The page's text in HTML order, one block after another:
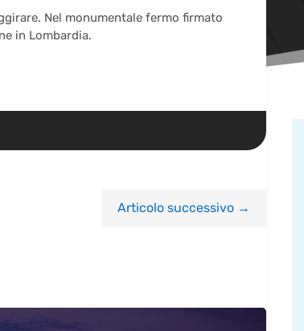
Nel monumentale fermo firmato
in Lombardia.
Articolo successivo→